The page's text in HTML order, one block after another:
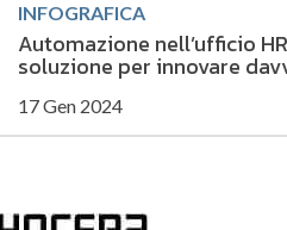
Management
e Compliance
governance
for ESG
Smart Data
INFOGRAFICA
Automazione nell’ufficio
soluzione per innovare
17 Gen 2024